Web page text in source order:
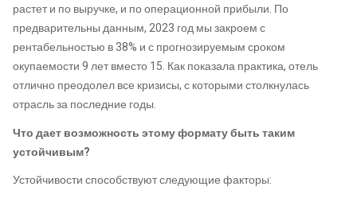
растет и по выручке, и по операционной прибыли. По
предварительны данным, 2023 год мы закроем с
рентабельностью в 38% и с прогнозируемым сроком
окупаемости 9 лет вместо 15. Как показала практика, отель
отлично преодолел все кризисы, с которыми столкнулась
отрасль за последние годы.
Что дает возможность этому формату быть таким
устойчивым?
Устойчивости способствуют следующие факторы: